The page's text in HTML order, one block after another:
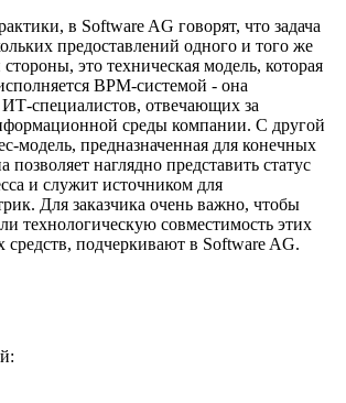
в Software AG говорят, что задача
предоставлений одного и того же
это техническая модель, которая
BPM-системой - она
специалистов, отвечающих за
среды компании. С другой
модель, предназначенная для конечных
позволяет наглядно представить статус
и служит источником для
Для заказчика очень важно, чтобы
технологическую совместимость этих
средств, подчеркивают в Software AG.